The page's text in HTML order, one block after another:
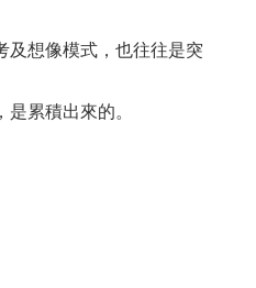
及想像模式，也往往是突
累積出來的。